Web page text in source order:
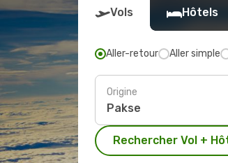
Vols Hôtels
Aller-retour Aller simple
Origine
Rechercher Vol +